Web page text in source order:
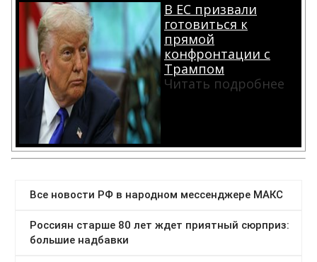
В ЕС призвали
готовиться к
прямой
конфронтации с
Трампом
Читать подробнее